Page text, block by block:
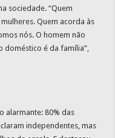
sociedade. “Quem
Quem acorda às
nós. O homem não
doméstico é da família”,
alarmante: 80% das
independentes, mas